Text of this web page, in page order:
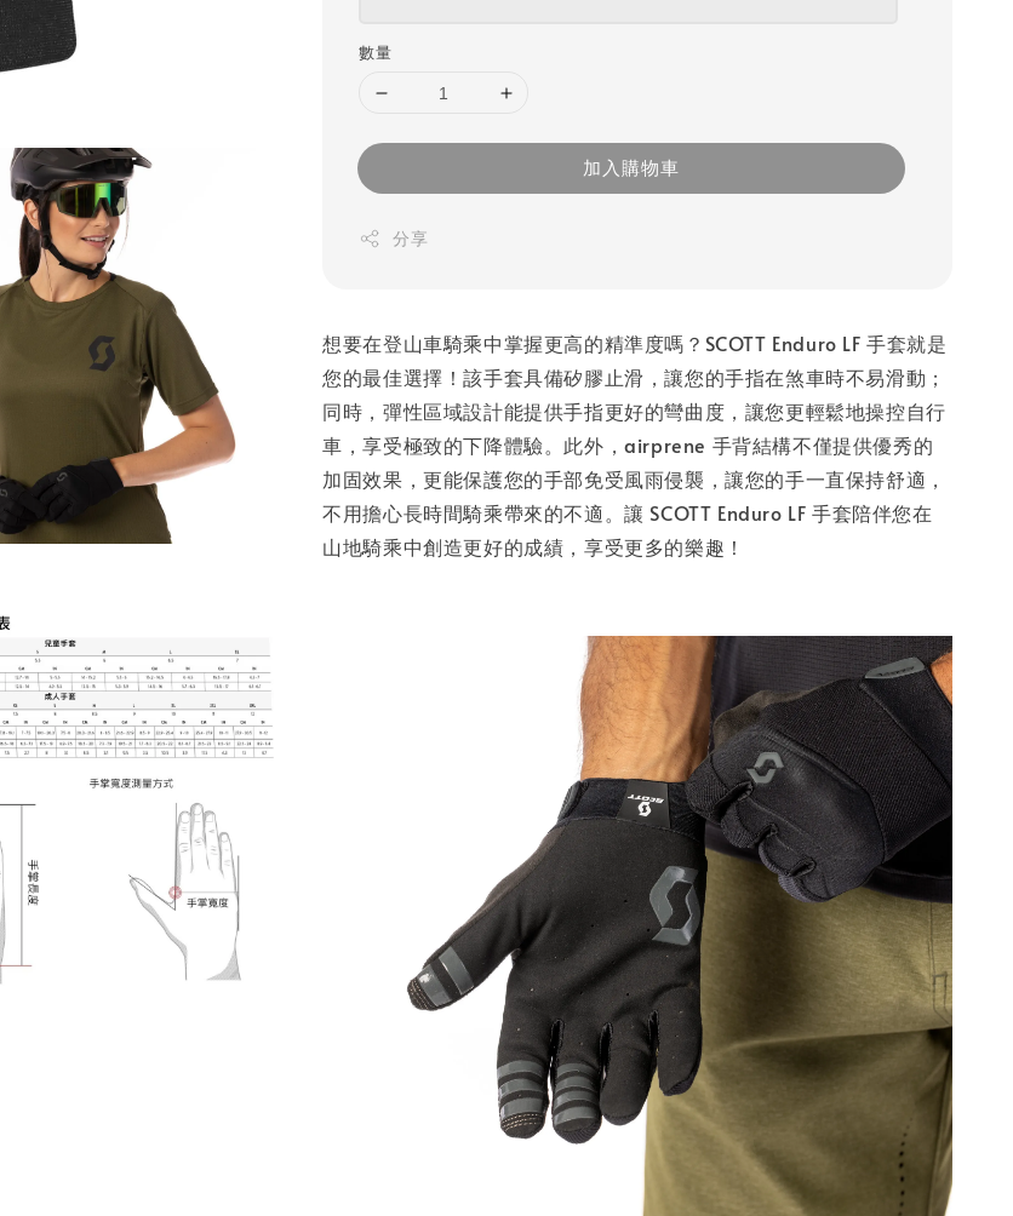
數量
加入購物車
分享
想要在登山車騎乘中掌握更高的精準度嗎？SCOTT Enduro LF 手套就是
您的最佳選擇！該手套具備矽膠止滑，讓您的手指在煞車時不易滑動；
同時，彈性區域設計能提供手指更好的彎曲度，讓您更輕鬆地操控自行
車，享受極致的下降體驗。此外，airprene 手背結構不僅提供優秀的
加固效果，更能保護您的手部免受風雨侵襲，讓您的手一直保持舒適，
不用擔心長時間騎乘帶來的不適。讓 SCOTT Enduro LF 手套陪伴您在
山地騎乘中創造更好的成績，享受更多的樂趣！